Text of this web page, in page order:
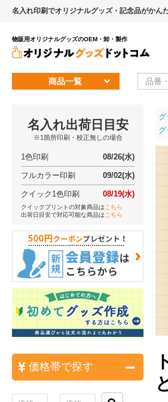
名入れ印刷でオリジナルグッズ・記念品がかん
物販用オリジナルグッズのOEM・卸・製作
商品一覧
名入れ出荷日目安
※1箇所印刷・校正無しの場合
1色印刷 08/26(水)
フルカラー印刷 09/02(水)
クイック1色印刷 08/19(水)
クイックプリントの対象商品は こちら
出荷日目安で対応可能な商品は こちら
価格帯で探す